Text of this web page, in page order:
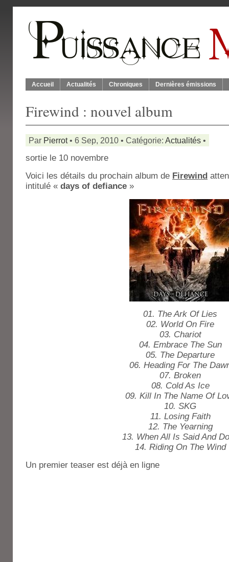
Accueil Actualités Chroniques Dernières émissions
Firewind : nouvel album
Par Pierrot• 6 Sep, 2010 • Catégorie: Actualités •
sortie le 10 novembre
Voici les détails du prochain album de Firewind
intitulé « days of defiance »
01. The Ark Of Lies
02. World On Fire
03. Chariot
04. Embrace The Sun
05. The Departure
06. Heading For The
07. Broken
08. Cold As Ice
09. Kill In The Name Of
10. SKG
11. Losing Faith
12. The Yearning
13. When All Is Said And
14. Riding On The Wind
Un premier teaser est déjà en ligne